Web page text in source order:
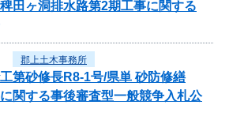
ヶ洞排水路第2期工事に関する
郡上土木事務所
第砂修長R8-1号/県単 砂防修繕
に関する事後審査型一般競争入札公